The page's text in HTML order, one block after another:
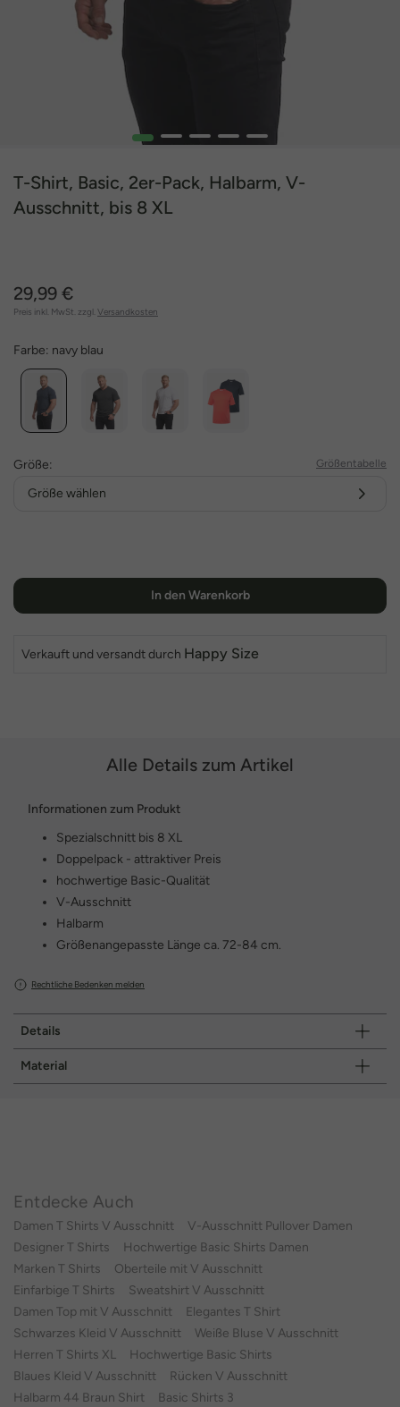
1 2 3 4 5
T-Shirt, Basic, 2er-Pack, Halbarm, V-
Ausschnitt, bis 8 XL
29,99 €
Preis inkl. MwSt. zzgl. Versandkosten
Farbe: navy blau
Größe: Größentabelle
Größe wählen
In den Warenkorb
Verkauft und versandt durch Happy Size
Alle Details zum Artikel
Informationen zum Produkt
Spezialschnitt bis 8 XL
Doppelpack - attraktiver Preis
hochwertige Basic-Qualität
V-Ausschnitt
Halbarm
Größenangepasste Länge ca. 72-84 cm.
Rechtliche Bedenken melden
Details
Material
Entdecke Auch
Damen T Shirts V Ausschnitt
V-Ausschnitt Pullover Damen
Designer T Shirts
Hochwertige Basic Shirts Damen
Marken T Shirts
Oberteile mit V Ausschnitt
Einfarbige T Shirts
Sweatshirt V Ausschnitt
Damen Top mit V Ausschnitt
Elegantes T Shirt
Schwarzes Kleid V Ausschnitt
Weiße Bluse V Ausschnitt
Herren T Shirts XL
Hochwertige Basic Shirts
Blaues Kleid V Ausschnitt
Rücken V Ausschnitt
Halbarm 44 Braun Shirt
Basic Shirts 3